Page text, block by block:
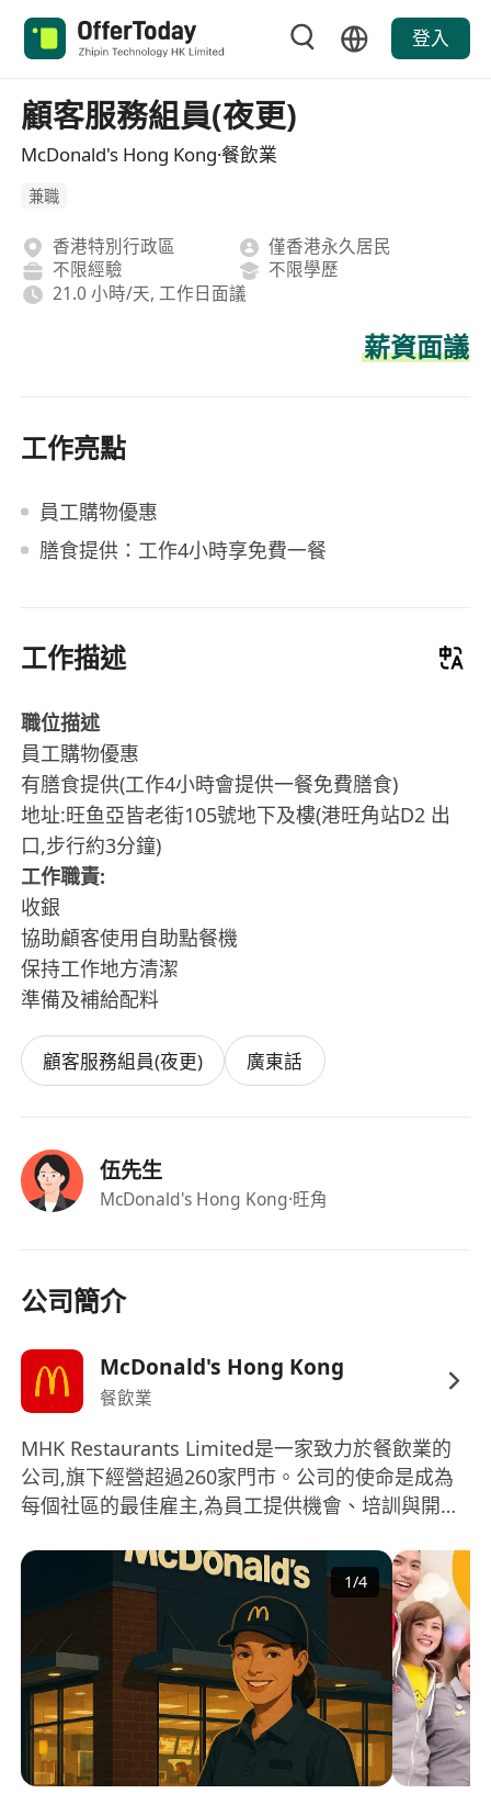
登入
顧客服務組員(夜更)
McDonald's Hong Kong·餐飲業
兼職
香港特別行政區
僅香港永久居民
不限經驗
不限學歷
21.0 小時/天, 工作日面議
薪資面議
工作亮點
員工購物優惠
膳食提供：工作4小時享免費一餐
工作描述
職位描述
員工購物優惠
有膳食提供(工作4小時會提供一餐免費膳食)
地址:旺鱼亞皆老街105號地下及樓(港旺角站D2 出
口,步行約3分鐘)
工作職責:
收銀
協助顧客使用自助點餐機
保持工作地方清潔
準備及補給配料
顧客服務組員(夜更) 廣東話
伍先生
McDonald's Hong Kong·旺角
公司簡介
McDonald's Hong Kong
餐飲業
MHK Restaurants Limited是一家致力於餐飲業的
公司,旗下經營超過260家門市。公司的使命是成為
每個社區的最佳雇主,為員工提供機會、培訓與開
多元化是其核心價值之一。公司非常重視多元化的
企業文化和人才發展,為來自不同背景和教育水平的
員工提供學習和專業成長的機會。 MHK
Restaurants Limited相信透過這種多元化的做法,可
以促進員工的個人成長,並為企業帶來更多創新與發
展 MHK Restaurants Limited is a company
dedicated to the food and beverage industry,
operating over 260 outlets. The mission of the
company is to be the best employer in every
1/4